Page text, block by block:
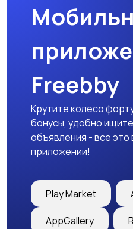
Тренажеры и фитнес
Другое
Freebby
Крутите колесо
бонусы, удобно
объявления - все
приложении!
Play Market
AppGallery